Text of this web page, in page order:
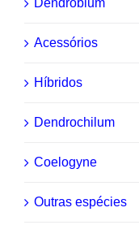
Acessórios
Híbridos
Dendrochilum
Coelogyne
Outras espécies